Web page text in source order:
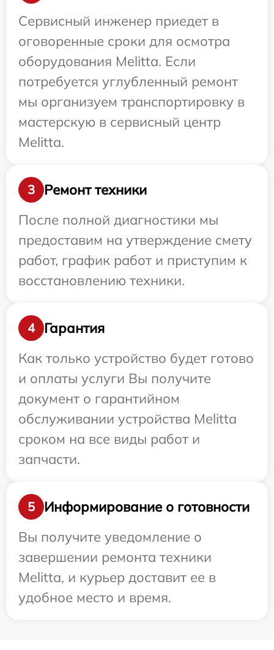
Сервисный инженер приедет в
оговоренные сроки для осмотра
оборудования Melitta. Если
потребуется углубленный ремонт
мы организуем транспортировку в
мастерскую в сервисный центр
Melitta.
3
Ремонт техники
После полной диагностики мы
предоставим на утверждение смету
работ, график работ и приступим к
восстановлению техники.
4
Гарантия
Как только устройство будет готово
и оплаты услуги Вы получите
документ о гарантийном
обслуживании устройства Melitta
сроком на все виды работ и
запчасти.
5
Информирование о готовности
Вы получите уведомление о
завершении ремонта техники
Melitta, и курьер доставит ее в
удобное место и время.